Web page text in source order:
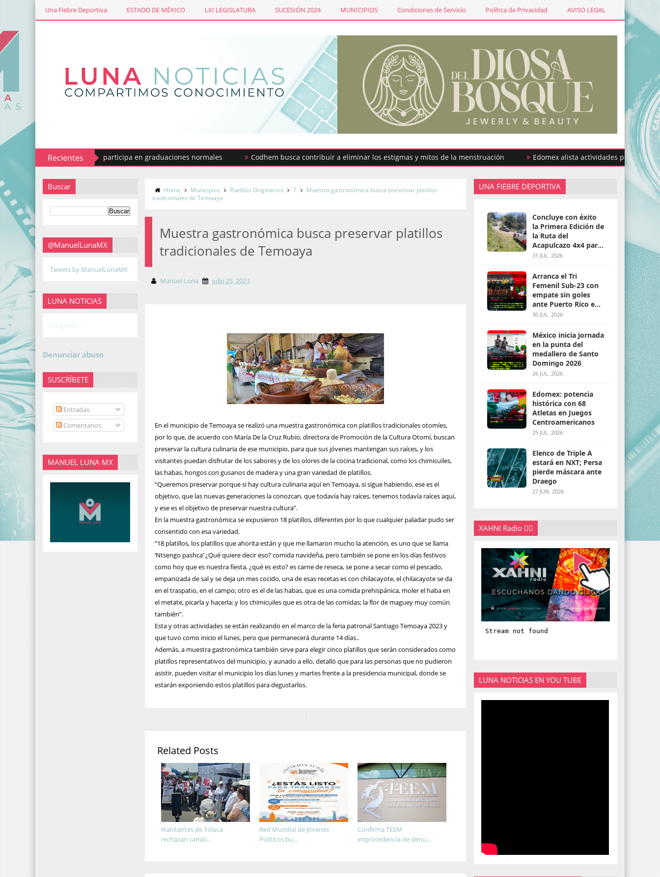
Una Fiebre Deportiva ESTADO DE MÉXICO LXI LEGISLATURA SUCESIÓN 2024 MUNICIPIOS Condiciones de Servicio Política de Privacidad AVISO LEGAL
Recientes
del Estado de México participa en graduaciones normales Codhem busca contribuir a eliminar los estigmas y mitos de la menstruación Edomex alista actividades por la Semana de
Buscar
@ManuelLunaMX
Tweets by ManuelLunaMX
LUNA NOTICIAS
Cargando...
Denunciar abuso
SUSCRÍBETE
Entradas
Comentarios
MANUEL LUNA MX
Home Municipios Pueblos Originarios T
Muestra gastronómica busca preservar platillos
tradicionales de Temoaya
Muestra gastronómica busca preservar platillos
tradicionales de Temoaya
Manuel Luna julio 25, 2023
En el municipio de Temoaya se realizó una muestra gastronómica con platillos tradicionales otomíes,
por lo que, de acuerdo con María De la Cruz Rubio, directora de Promoción de la Cultura Otomí, buscan
preservar la cultura culinaria de ese municipio, para que sus jóvenes mantengan sus raíces, y los
visitantes puedan disfrutar de los sabores y de los olores de la cocina tradicional, como los chimicuiles,
las habas, hongos con gusanos de madera y una gran variedad de platillos.
“Queremos preservar porque si hay cultura culinaria aquí en Temoaya, si sigue habiendo, ese es el
objetivo, que las nuevas generaciones la conozcan, que todavía hay raíces, tenemos todavía raíces aquí,
y ese es el objetivo de preservar nuestra cultura”.
En la muestra gastronómica se expusieron 18 platillos, diferentes por lo que cualquier paladar pudo ser
consentido con esa variedad.
“18 platillos, los platillos que ahorita están y que me llamaron mucho la atención, es uno que se llama
‘Ntsengo pashca’ ¿Qué quiere decir eso? comida navideña, pero también se pone en los días festivos
como hoy que es nuestra fiesta, ¿qué es esto? es carne de reseca, se pone a secar como el pescado,
empanizada de sal y se deja un mes cocido, una de esas recetas es con chilacayote, el chilacayote se da
en el traspatio, en el campo; otro es el de las habas, que es una comida prehispánica, moler el haba en
el metate, picarla y hacerla; y los chimicuiles que es otra de las comidas; la flor de maguey muy común
también”.
Esta y otras actividades se están realizando en el marco de la feria patronal Santiago Temoaya 2023 y
que tuvo como inicio el lunes, pero que permanecerá durante 14 días..
Además, a muestra gastronómica también sirve para elegir cinco platillos que serán considerados como
platillos representativos del municipio, y aunado a ello, detalló que para las personas que no pudieron
asistir, pueden visitar el municipio los días lunes y martes frente a la presidencia municipal, donde se
estarán exponiendo estos platillos para degustarlos.
Related Posts
Confirma TEEM
improcedencia de denu...
Red Mundial de Jóvenes
Políticos bu...
Habitantes de Toluca
rechazan cambi...
UNA FIEBRE DEPORTIVA
Concluye con éxito
la Primera Edición de
la Ruta del
Acapulcazo 4x4 para
parejas
31 JUL. 2026
Arranca el Tri
Femenil Sub-23 con
empate sin goles
ante Puerto Rico en
Santo Domingo 2026
30 JUL. 2026
México inicia jornada
en la punta del
medallero de Santo
Domingo 2026
26 JUL. 2026
Edomex: potencia
histórica con 68
Atletas en Juegos
Centroamericanos
25 JUL. 2026
Elenco de Triple A
estará en NXT; Persa
pierde máscara ante
Draego
27 JUN. 2026
XAHNI Radio 👇🏽
LUNA NOTICIAS EN YOU TUBE